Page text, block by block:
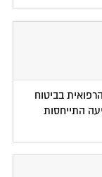
בביטוח
התייחסות